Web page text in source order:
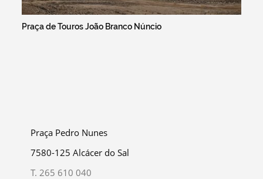
Praça de Touros João Branco Núncio
Praça Pedro Nunes
7580-125 Alcácer do Sal
T. 265 610 040